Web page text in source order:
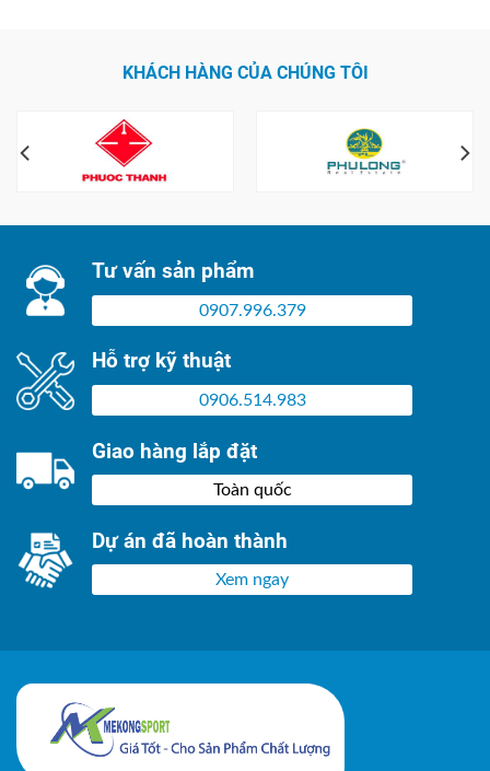
KHÁCH HÀNG CỦA CHÚNG TÔI
Tư vấn sản phẩm
0907.996.379
Hỗ trợ kỹ thuật
0906.514.983
Giao hàng lắp đặt
Toàn quốc
Dự án đã hoàn thành
Xem ngay